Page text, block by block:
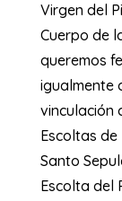
Virgen del
Cuerpo de
queremos
igualmente
vinculación
Escoltas
Santo
Escolta del